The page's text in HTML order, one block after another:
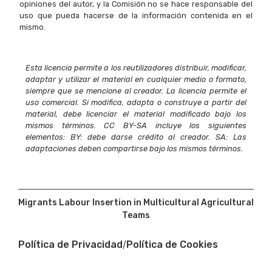
opiniones del autor, y la Comisión no se hace responsable del
uso que pueda hacerse de la información contenida en el
mismo.
Esta licencia permite a los reutilizadores distribuir, modificar,
adaptar y utilizar el material en cualquier medio o formato,
siempre que se mencione al creador. La licencia permite el
uso comercial. Si modifica, adapta o construye a partir del
material, debe licenciar el material modificado bajo los
mismos términos. CC BY-SA incluye los siguientes
elementos: BY: debe darse crédito al creador. SA: Las
adaptaciones deben compartirse bajo los mismos términos.
Migrants Labour Insertion in Multicultural Agricultural
Teams
Política de Privacidad/Política de Cookies